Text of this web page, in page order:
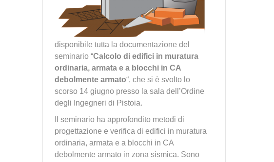
disponibile tutta la documentazione del
seminario “Calcolo di edifici in muratura
ordinaria, armata e a blocchi in CA
debolmente armato“, che si è svolto lo
scorso 14 giugno presso la sala dell’Ordine
degli Ingegneri di Pistoia.
Il seminario ha approfondito metodi di
progettazione e verifica di edifici in muratura
ordinaria, armata e a blocchi in CA
debolmente armato in zona sismica. Sono